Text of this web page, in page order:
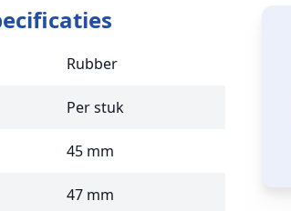
Rubber
Per stuk
45 mm
47 mm